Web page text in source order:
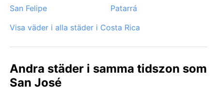
San Felipe
Patarrá
Visa väder i alla städer i Costa Rica
Andra städer i samma tidszon som
San José